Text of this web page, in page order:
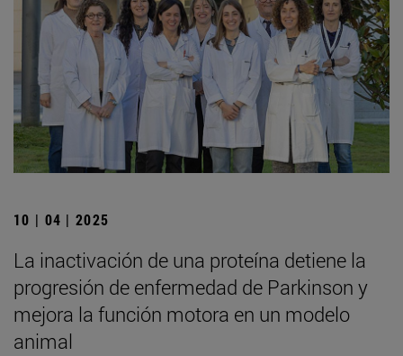
10 | 04 | 2025
La inactivación de una proteína detiene la
progresión de enfermedad de Parkinson y
mejora la función motora en un modelo
animal